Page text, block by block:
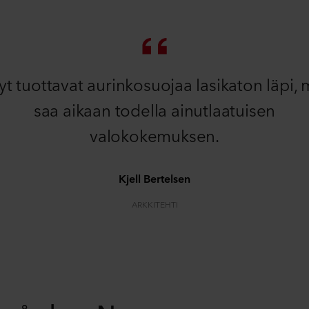
tuottavat aurinkosuojaa lasikaton läpi,
saa aikaan todella ainutlaatuisen
valokokemuksen.
Kjell Bertelsen
ARKKITEHTI